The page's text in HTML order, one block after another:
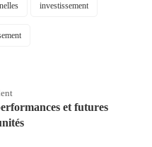
investissement
et futures